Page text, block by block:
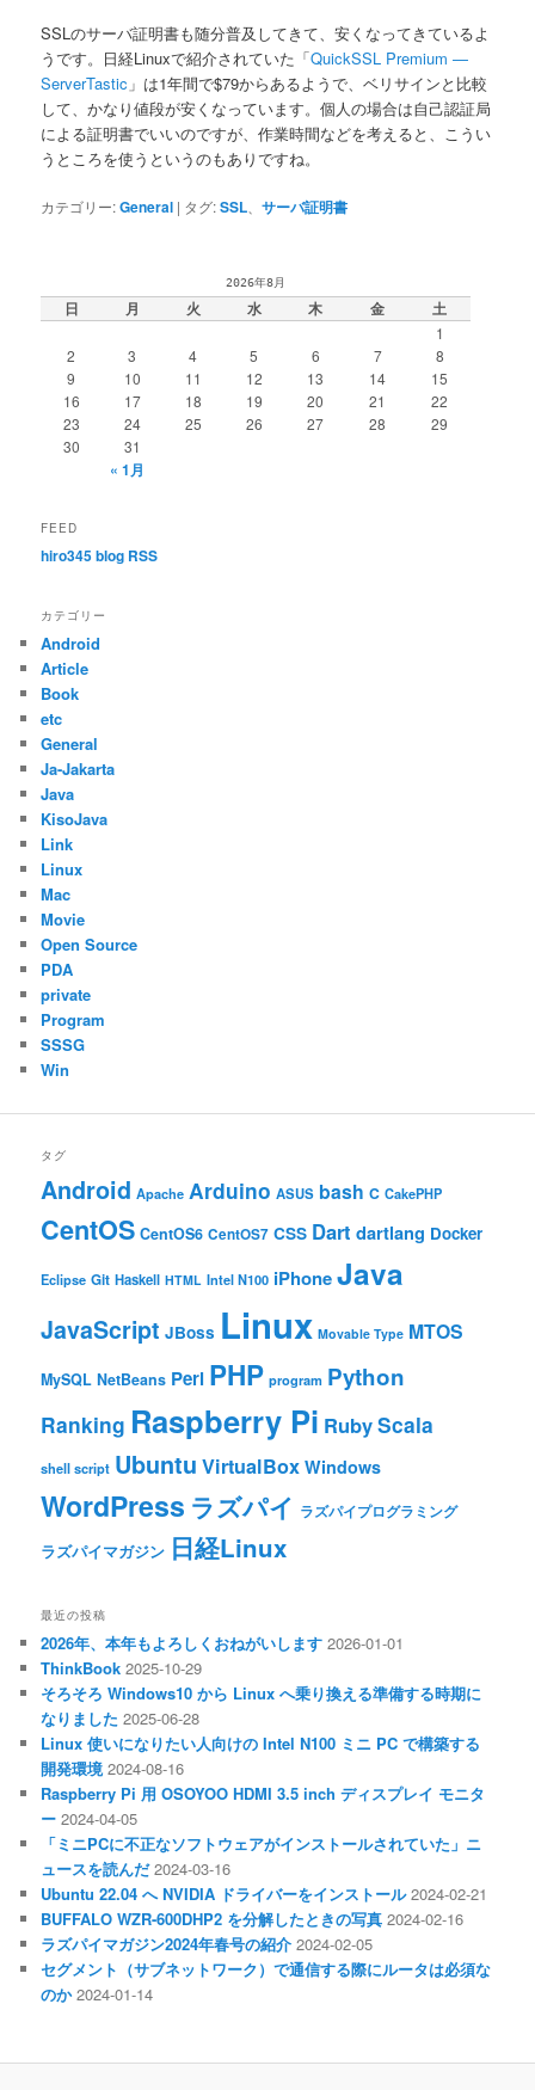
SSLのサーバ証明書も随分普及してきて、安くなってきているよ
うです。日経Linuxで紹介されていた「QuickSSL Premium —
ServerTastic 」は1年間で$79からあるようで、ベリサインと比較
して、かなり値段が安くなっています。個人の場合は自己認証局
による証明書でいいのですが、作業時間などを考えると、こうい
うところを使うというのもありですね。
カテゴリー:General | タグ:SSL 、サーバ証明書
2026年8月
日 月 火 水 木 金 土
1
2
3 4 5 6 7
8
9
10 11 12 13 14
15
16
17 18 19 20 21
22
23
24 25 26 27 28
29
30
31
« 1月
FEED
hiro345 blog RSS
カテゴリー
Android
Article
Book
etc
General
Ja-Jakarta
Java
KisoJava
Link
Linux
Mac
Movie
Open Source
PDA
private
Program
SSSG
Win
タグ
Android Apache Arduino ASUS bash C CakePHP
CentOS CentOS6 CentOS7 CSS Dart dartlang Docker
Eclipse Git Haskell HTML Intel N100 iPhoneJava
JavaScript JBoss Linux Movable Type MTOS
MySQL NetBeans Perl PHP program Python
Ranking Raspberry Pi RubyScala
shell script Ubuntu VirtualBox Windows
WordPress ラズパイ ラズパイプログラミング
ラズパイマガジン 日経Linux
最近の投稿
2026年、本年もよろしくおねがいします 2026-01-01
ThinkBook 2025-10-29
そろそろ Windows10 から Linux へ乗り換える準備する時期に
なりました 2025-06-28
Linux 使いになりたい人向けの Intel N100 ミニ PC で構築する
開発環境 2024-08-16
Raspberry Pi 用 OSOYOO HDMI 3.5 inch ディスプレイ モニタ
ー 2024-04-05
「ミニPCに不正なソフトウェアがインストールされていた」ニ
ュースを読んだ 2024-03-16
Ubuntu 22.04 へ NVIDIA ドライバーをインストール 2024-02-21
BUFFALO WZR-600DHP2 を分解したときの写真 2024-02-16
ラズパイマガジン2024年春号の紹介 2024-02-05
セグメント（サブネットワーク）で通信する際にルータは必須な
のか 2024-01-14